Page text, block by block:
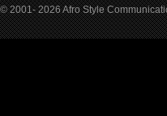
© 2001- 2026 Afro Style